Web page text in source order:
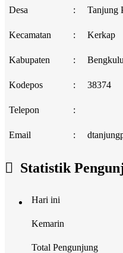
Desa : Tanjung
Kecamatan : Kerkap
Kabupaten :
Kodepos : 38374
Telepon :
Email :
Statistik
Hari ini
Kemarin
Total Pengunjung